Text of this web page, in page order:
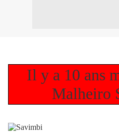
Il y a 10 ans
Malheiro